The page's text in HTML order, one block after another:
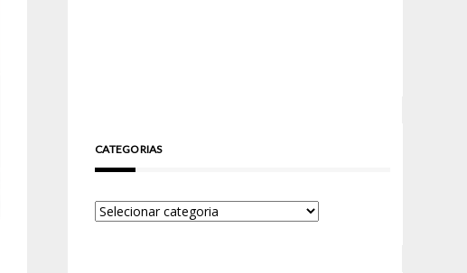
CATEGORIAS